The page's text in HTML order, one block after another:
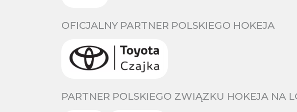
OFICJALNY PARTNER POLSKIEGO HOKEJA
PARTNER POLSKIEGO ZWIĄZKU HOKEJA NA